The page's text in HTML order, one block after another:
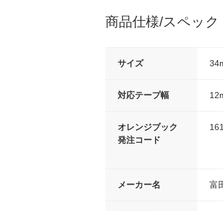
商品仕様/スペック
サイズ
対応テープ幅
オレンジブック
発注コード
メーカー名 富